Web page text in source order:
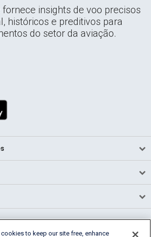
insights de voo precisos
históricos e preditivos para
do setor da aviação.
to keep our site free, enhance